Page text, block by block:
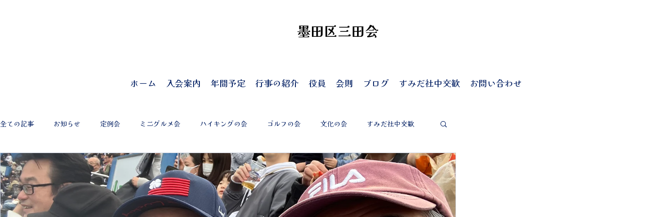
墨田区三田会
ホーム 入会案内 年間予定 行事の紹介 役員 会則 ブログ すみだ社中交歓 お問い合わせ
全ての記事 お知らせ 定例会 ミニグルメ会 ハイキングの会 ゴルフの会 文化の会 すみだ社中交歓
慶早戦 ワインの会 新年会 近隣三田会